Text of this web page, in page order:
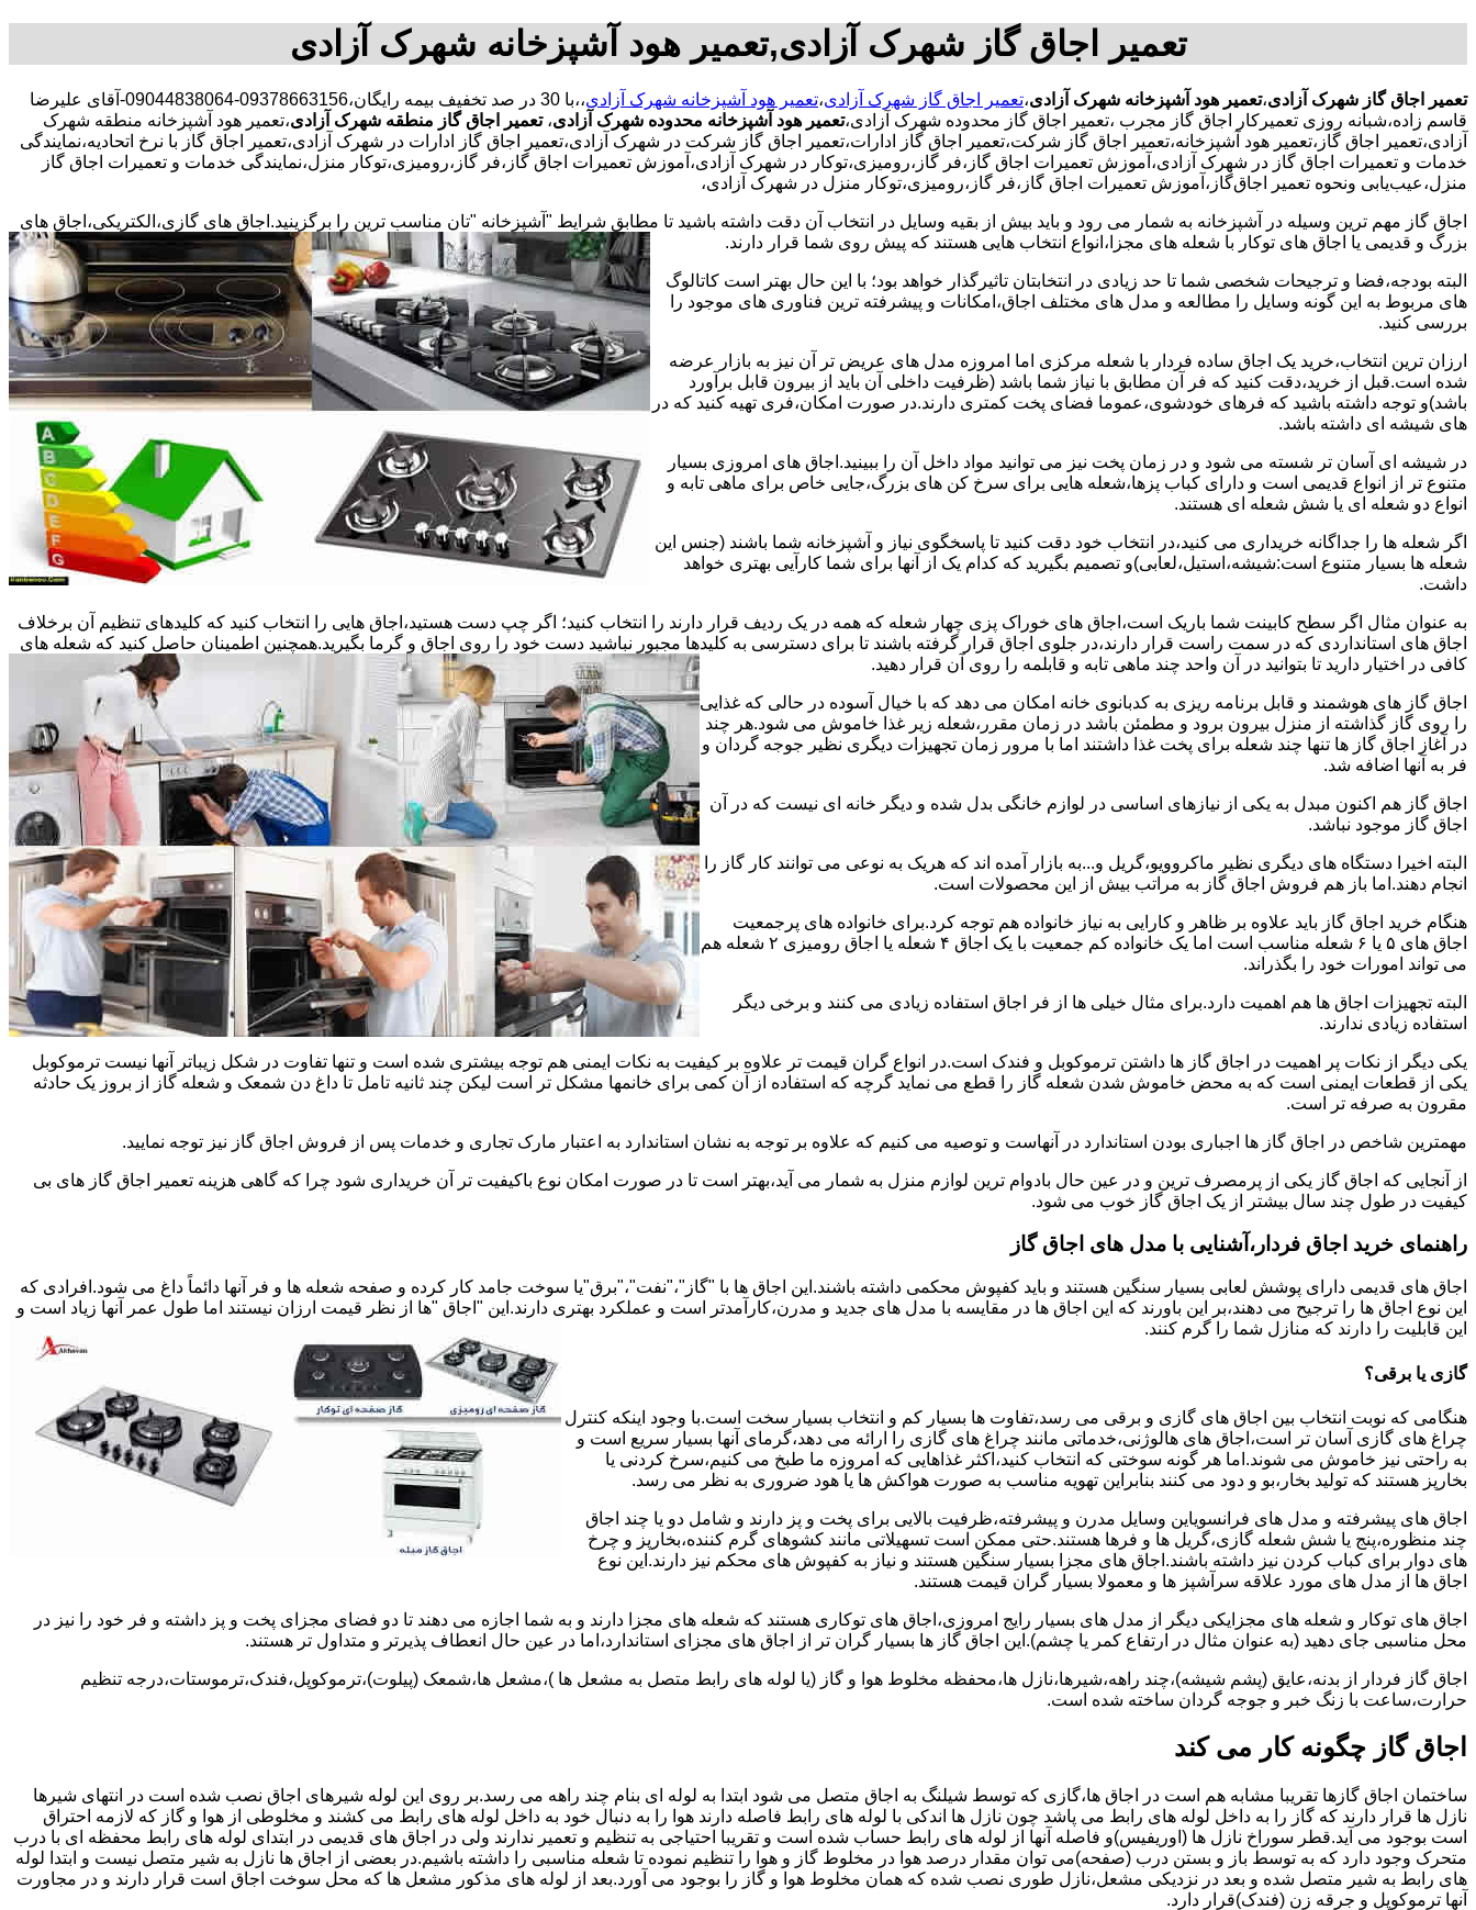
تعمیر اجاق گاز شهرک آزادی,تعمیر هود آشپزخانه شهرک آزادی
تعمیر اجاق گاز شهرک آزادی،تعمیر هود آشپزخانه شهرک آزادی،تعمیر اجاق گاز شهرک آزادی،تعمیر هود آشپزخانه شهرک آزادی،،با
30 در صد تخفیف بیمه رایگان،09378663156-09044838064-آقای علیرضا
قاسم زاده،شبانه روزی تعمیرکار اجاق گاز مجرب ،تعمیر اجاق گاز محدوده شهرک آزادی،تعمیر هود آشپزخانه محدوده شهرک آزادی، تعمیر اجاق گاز منطقه شهرک آزادی،تعمیر هود آشپزخانه منطقه شهرک
آزادی،تعمیر اجاق گاز،تعمیر هود آشپزخانه،تعمیر اجاق گاز شرکت،تعمیر اجاق گاز ادارات،تعمیر اجاق گاز شرکت در شهرک آزادی،تعمیر اجاق گاز ادارات در شهرک آزادی،تعمیر اجاق گاز با نرخ اتحادیه،نمایندگی
خدمات و تعمیرات اجاق گاز در شهرک آزادی،آموزش تعمیرات اجاق گاز،فر گاز،رومیزی،توکار در شهرک آزادی،آموزش تعمیرات اجاق گاز،فر گاز،رومیزی،توکار منزل،نمایندگی خدمات و تعمیرات اجاق گاز
منزل،عیب‌یابی ونحوه تعمیر اجاق‌گاز،آموزش تعمیرات اجاق گاز،فر گاز،رومیزی،توکار منزل در شهرک آزادی،
اجاق گاز مهم ترین وسیله در آشپزخانه به شمار می رود و باید بیش از بقیه وسایل در انتخاب آن دقت داشته باشید تا مطابق شرایط "آشپزخانه "تان مناسب ترین را برگزینید.اجاق های گازی،الکتریکی،اجاق های
بزرگ و قدیمی یا اجاق های توکار با شعله های مجزا،انواع انتخاب هایی هستند که پیش روی شما قرار دارند.
البته بودجه،فضا و ترجیحات شخصی شما تا حد زیادی در انتخابتان تاثیرگذار خواهد بود؛ با این حال بهتر است کاتالوگ
های مربوط به این گونه وسایل را مطالعه و مدل های مختلف اجاق،امکانات و پیشرفته ترین فناوری های موجود را
بررسی کنید.
ارزان ترین انتخاب،خرید یک اجاق ساده فردار با شعله مرکزی اما امروزه مدل های عریض تر آن نیز به بازار عرضه
شده است.قبل از خرید،دقت کنید که فر آن مطابق با نیاز شما باشد (ظرفیت داخلی آن باید از بیرون قابل برآورد
باشد)و توجه داشته باشید که فرهای خودشوی،عموما فضای پخت کمتری دارند.در صورت امکان،فری تهیه کنید که در
های شیشه ای داشته باشد.
در شیشه ای آسان تر شسته می شود و در زمان پخت نیز می توانید مواد داخل آن را ببینید.اجاق های امروزی بسیار
متنوع تر از انواع قدیمی است و دارای کباب پزها،شعله هایی برای سرخ کن های بزرگ،جایی خاص برای ماهی تابه و
انواع دو شعله ای یا شش شعله ای هستند.
اگر شعله ها را جداگانه خریداری می کنید،در انتخاب خود دقت کنید تا پاسخگوی نیاز و آشپزخانه شما باشند (جنس این
شعله ها بسیار متنوع است:شیشه،استیل،لعابی)و تصمیم بگیرید که کدام یک از آنها برای شما کارآیی بهتری خواهد
داشت.
به عنوان مثال اگر سطح کابینت شما باریک است،اجاق های خوراک پزی چهار شعله که همه در یک ردیف قرار دارند را انتخاب کنید؛ اگر چپ دست هستید،اجاق هایی را انتخاب کنید که کلیدهای تنظیم آن برخلاف
اجاق های استانداردی که در سمت راست قرار دارند،در جلوی اجاق قرار گرفته باشند تا برای دسترسی به کلیدها مجبور نباشید دست خود را روی اجاق و گرما بگیرید.همچنین اطمینان حاصل کنید که شعله های
کافی در اختیار دارید تا بتوانید در آن واحد چند ماهی تابه و قابلمه را روی آن قرار دهید.
اجاق گاز های هوشمند و قابل برنامه ریزی به کدبانوی خانه امکان می دهد که با خیال آسوده در حالی که غذایی
را روی گاز گذاشته از منزل بیرون برود و مطمئن باشد در زمان مقرر،شعله زیر غذا خاموش می شود.هر چند
در آغاز اجاق گاز ها تنها چند شعله برای پخت غذا داشتند اما با مرور زمان تجهیزات دیگری نظیر جوجه گردان و
فر به آنها اضافه شد.
اجاق گاز هم اکنون مبدل به یکی از نیازهای اساسی در لوازم خانگی بدل شده و دیگر خانه ای نیست که در آن
اجاق گاز موجود نباشد.
البته اخیرا دستگاه های دیگری نظیر ماکروویو،گریل و...به بازار آمده اند که هریک به نوعی می توانند کار گاز را
انجام دهند.اما باز هم فروش اجاق گاز به مراتب بیش از این محصولات است.
هنگام خرید اجاق گاز باید علاوه بر ظاهر و کارایی به نیاز خانواده هم توجه کرد.برای خانواده های پرجمعیت
اجاق های ۵ یا ۶ شعله مناسب است اما یک خانواده کم جمعیت با یک اجاق ۴ شعله یا اجاق رومیزی ۲ شعله هم
می تواند امورات خود را بگذراند.
البته تجهیزات اجاق ها هم اهمیت دارد.برای مثال خیلی ها از فر اجاق استفاده زیادی می کنند و برخی دیگر
استفاده زیادی ندارند.
یکی دیگر از نکات پر اهمیت در اجاق گاز ها داشتن ترموکوبل و فندک است.در انواع گران قیمت تر علاوه بر کیفیت به نکات ایمنی هم توجه بیشتری شده است و تنها تفاوت در شکل زیباتر آنها نیست ترموکوبل
یکی از قطعات ایمنی است که به محض خاموش شدن شعله گاز را قطع می نماید گرچه که استفاده از آن کمی برای خانمها مشکل تر است لیکن چند ثانیه تامل تا داغ دن شمعک و شعله گاز از بروز یک حادثه
مقرون به صرفه تر است.
مهمترین شاخص در اجاق گاز ها اجباری بودن استاندارد در آنهاست و توصیه می کنیم که علاوه بر توجه به نشان استاندارد به اعتبار مارک تجاری و خدمات پس از فروش اجاق گاز نیز توجه نمایید.
از آنجایی که اجاق گاز یکی از پرمصرف ترین و در عین حال بادوام ترین لوازم منزل به شمار می آید،بهتر است تا در صورت امکان نوع باکیفیت تر آن خریداری شود چرا که گاهی هزینه تعمیر اجاق گاز های بی
کیفیت در طول چند سال بیشتر از یک اجاق گاز خوب می شود.
راهنمای خرید اجاق فردار،آشنایی با مدل های اجاق گاز
اجاق های قدیمی دارای پوشش لعابی بسیار سنگین هستند و باید کفپوش محکمی داشته باشند.این اجاق ها با "گاز"،"نفت"،"برق"یا سوخت جامد کار کرده و صفحه شعله ها و فر آنها دائماً داغ می شود.افرادی که
این نوع اجاق ها را ترجیح می دهند،بر این باورند که این اجاق ها در مقایسه با مدل های جدید و مدرن،کارآمدتر است و عملکرد بهتری دارند.این "اجاق "ها از نظر قیمت ارزان نیستند اما طول عمر آنها زیاد است و
این قابلیت را دارند که منازل شما را گرم کنند.
گازی یا برقی؟
هنگامی که نوبت انتخاب بین اجاق های گازی و برقی می رسد،تفاوت ها بسیار کم و انتخاب بسیار سخت است.با وجود اینکه کنترل
چراغ های گازی آسان تر است،اجاق های هالوژنی،خدماتی مانند چراغ های گازی را ارائه می دهد،گرمای آنها بسیار سریع است و
به راحتی نیز خاموش می شوند.اما هر گونه سوختی که انتخاب کنید،اکثر غذاهایی که امروزه ما طبخ می کنیم،سرخ کردنی یا
بخارپز هستند که تولید بخار،بو و دود می کنند بنابراین تهویه مناسب به صورت هواکش ها یا هود ضروری به نظر می رسد.
اجاق های پیشرفته و مدل های فرانسویاین وسایل مدرن و پیشرفته،ظرفیت بالایی برای پخت و پز دارند و شامل دو یا چند اجاق
چند منظوره،پنج یا شش شعله گازی،گریل ها و فرها هستند.حتی ممکن است تسهیلاتی مانند کشوهای گرم کننده،بخارپز و چرخ
های دوار برای کباب کردن نیز داشته باشند.اجاق های مجزا بسیار سنگین هستند و نیاز به کفپوش های محکم نیز دارند.این نوع
اجاق ها از مدل های مورد علاقه سرآشپز ها و معمولا بسیار گران قیمت هستند.
اجاق های توکار و شعله های مجزایکی دیگر از مدل های بسیار رایج امروزی،اجاق های توکاری هستند که شعله های مجزا دارند و به شما اجازه می دهند تا دو فضای مجزای پخت و پز داشته و فر خود را نیز در
محل مناسبی جای دهید (به عنوان مثال در ارتفاع کمر یا چشم).این اجاق گاز ها بسیار گران تر از اجاق های مجزای استاندارد،اما در عین حال انعطاف پذیرتر و متداول تر هستند.
اجاق گاز فردار از بدنه،عایق (پشم شیشه)،چند راهه،شیرها،نازل ها،محفظه مخلوط هوا و گاز (یا لوله های رابط متصل به مشعل ها )،مشعل ها،شمعک (پیلوت)،ترموکوپل،فندک،ترموستات،درجه تنظیم
حرارت،ساعت با زنگ خبر و جوجه گردان ساخته شده است.
اجاق گاز چگونه کار می کند
ساختمان اجاق گازها تقریبا مشابه هم است در اجاق ها،گازی که توسط شیلنگ به اجاق متصل می شود ابتدا به لوله ای بنام چند راهه می رسد.بر روی این لوله شیرهای اجاق نصب شده است در انتهای شیرها
نازل ها قرار دارند که گاز را به داخل لوله های رابط می پاشد چون نازل ها اندکی با لوله های رابط فاصله دارند هوا را به دنبال خود به داخل لوله های رابط می کشند و مخلوطی از هوا و گاز که لازمه احتراق
است بوجود می آید.قطر سوراخ نازل ها (اوریفیس)و فاصله آنها از لوله های رابط حساب شده است و تقریبا احتیاجی به تنظیم و تعمیر ندارند ولی در اجاق های قدیمی در ابتدای لوله های رابط محفظه ای با درب
متحرک وجود دارد که به توسط باز و بستن درب (صفحه)می توان مقدار درصد هوا در مخلوط گاز و هوا را تنظیم نموده تا شعله مناسبی را داشته باشیم.در بعضی از اجاق ها نازل به شیر متصل نیست و ابتدا لوله
های رابط به شیر متصل شده و بعد در نزدیکی مشعل،نازل طوری نصب شده که همان مخلوط هوا و گاز را بوجود می آورد.بعد از لوله های مذکور مشعل ها که محل سوخت اجاق است قرار دارند و در مجاورت
آنها ترموکوپل و جرقه زن (فندک)قرار دارد.